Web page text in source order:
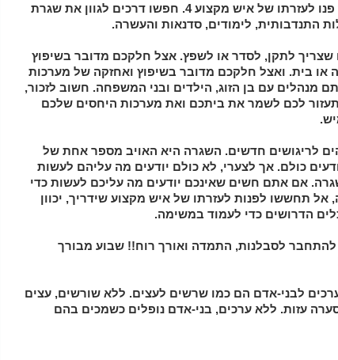
לעשות זאת לבד פנו לעזרתו של איש מקצוע 4. חפשו דרכים לגוון את שגרת
התנדבותית, לימודים, סדנאות והעשרה.
שצריך לתקן, לסדר או לשפץ. אצל חלקכם מדובר בשיפוץ
או בית. ואצל חלקכם מדובר בשיפוץ ואחזקה של מערכות
מנהלים עם בן הזוג, הילדים ובני המשפחה. חשוב לזכור,
לכם לשמר את ביתכם ואת מערכות היחסים שלכם
לריגושים חדשים. השגרה היא האויב מספר אחת של
כולם. אך לצערי, לא כולם יודעים מה עליהם לעשות
אם אתם חשים שאינכם יודעים מה עליכם לעשות כדי
תחששו לפנות לעזרתו של איש מקצוע שידריך, יכוון
הדרושים כדי לעמוד במשימה.
להתחבר לסבלנות, התמדה ואורך רוח!! שבוע מבורך
לבני-אדם הם כמו שרשים לעצים. ללא שורשים, עצים
עזות. ללא ערכים, בני-אדם נופלים כשמכים בהם